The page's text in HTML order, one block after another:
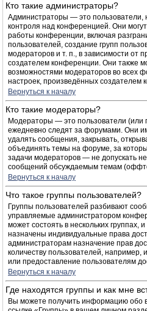
Кто такие администраторы?
Администраторы — это
контроля над конференцией. Они
работы конференции, включая
пользователей, создание групп
модераторов и т. п., в зависимости от
создателем конференции. Они также
возможностями модераторов во всех
настроек, произведённых создателем
Вернуться к началу
Кто такие модераторы?
Модераторы — это пользователи (или
ежедневно следят за форумами. Они
удалять сообщения, закрывать,
объединять темы на форуме, за
задачи модераторов — не допускать
сообщений обсуждаемым темам
Вернуться к началу
Что такое группы пользователей?
Группы пользователей разбивают
управляемые администратором
может состоять в нескольких группах,
назначены индивидуальные права
администраторам назначение прав
количеству пользователей, например,
или предоставление пользователям
Вернуться к началу
Где находятся группы и как мне
Вы можете получить информацию обо